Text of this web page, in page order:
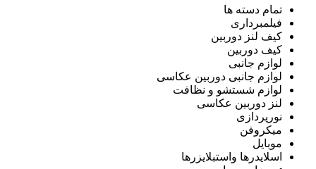
تمام دسته ها
فیلمبرداری
کیف لنز دوربین
کیف دوربین
لوازم جانبی
لوازم جانبی دوربین عکاسی
لوازم شستشو و نظافت
لنز دوربین عکاسی
نورپردازی
میکروفن
موبایل
اسلایدرها واستبلایزرها